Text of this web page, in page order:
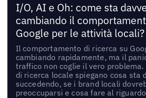
I/O, AI e Oh: come sta
cambiando il
Google per le attività locali?
Il comportamento di ricerca su
cambiando rapidamente, ma il
traffico non coglie il vero
di ricerca locale spiegano cosa sta
succedendo, se i brand locali
preoccuparsi e cosa fare al